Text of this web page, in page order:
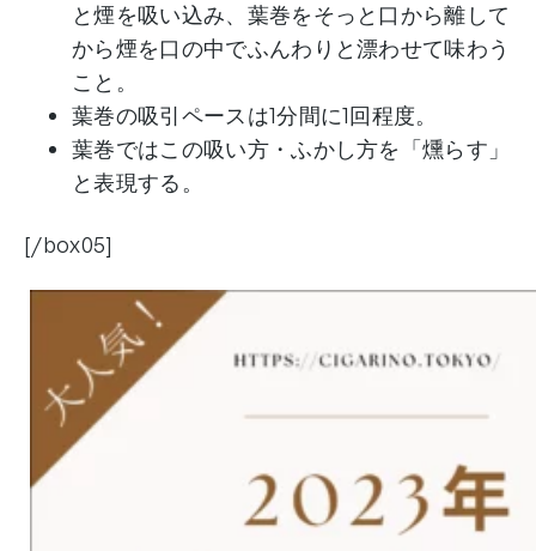
と煙を吸い込み、葉巻をそっと口から離して
から煙を口の中でふんわりと漂わせて味わう
こと。
葉巻の吸引ペースは1分間に1回程度。
葉巻ではこの吸い方・ふかし方を「燻らす」
と表現する。
[/box05]